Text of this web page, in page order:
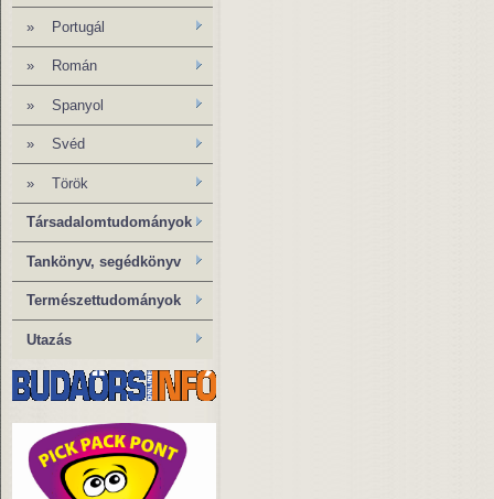
» Portugál
» Román
» Spanyol
» Svéd
» Török
Társadalomtudományok
Tankönyv, segédkönyv
Természettudományok
Utazás